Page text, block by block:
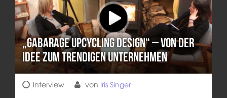
„gabarage upcycling design“ – von der
Idee zum trendigen Unternehmen
Interview von Iris Singer